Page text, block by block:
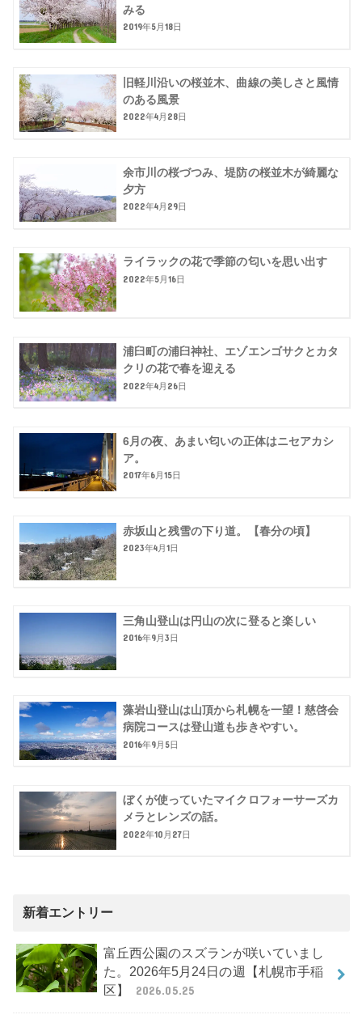
みる
2019年5月18日
旧軽川沿いの桜並木、曲線の美しさと風情
のある風景
2022年4月28日
余市川の桜づつみ、堤防の桜並木が綺麗な
夕方
2022年4月29日
ライラックの花で季節の匂いを思い出す
2022年5月16日
浦臼町の浦臼神社、エゾエンゴサクとカタ
クリの花で春を迎える
2022年4月26日
6月の夜、あまい匂いの正体はニセアカシ
ア。
2017年6月15日
赤坂山と残雪の下り道。【春分の頃】
2023年4月1日
三角山登山は円山の次に登ると楽しい
2016年9月3日
藻岩山登山は山頂から札幌を一望！慈啓会
病院コースは登山道も歩きやすい。
2016年9月5日
ぼくが使っていたマイクロフォーサーズカ
メラとレンズの話。
2022年10月27日
新着エントリー
富丘西公園のスズランが咲いていまし
た。2026年5月24日の週【札幌市手稲
区】
2026.05.25